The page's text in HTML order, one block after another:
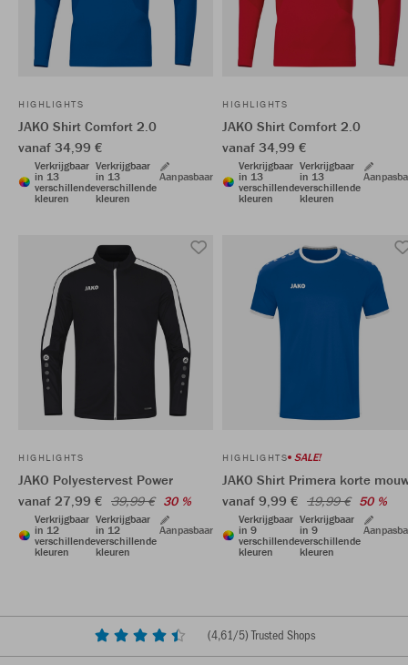
HIGHLIGHTS
JAKO Shirt Comfort 2.0
vanaf 34,99 €
Verkrijgbaar
in 13
verschillende
kleuren
Verkrijgbaar
in 13
verschillende
kleuren
Aanpasbaar
HIGHLIGHTS
JAKO Shirt Comfort 2.0
vanaf 34,99 €
Verkrijgbaar
in 13
verschillende
kleuren
Verkrijgbaar
in 13
verschillende
kleuren
HIGHLIGHTS
JAKO Polyestervest Power
vanaf 27,99 € 39,99 € 30 %
Verkrijgbaar
in 12
verschillende
kleuren
Verkrijgbaar
in 12
verschillende
kleuren
Aanpasbaar
HIGHLIGHTS SALE!
JAKO Shirt Primera korte
vanaf 9,99 € 19,99 € 50 %
Verkrijgbaar
in 9
verschillende
kleuren
Verkrijgbaar
in 9
verschillende
kleuren
(4,61/5) Trusted Shops